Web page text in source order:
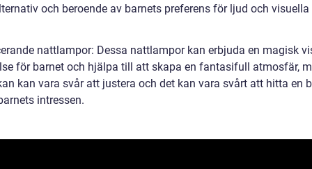
och beroende av barnets preferens för ljud och visuella
nattlampor: Dessa nattlampor kan erbjuda en magisk
för barnet och hjälpa till att skapa en fantasifull atmosfär,
kan vara svår att justera och det kan vara svårt att hitta en
intressen.